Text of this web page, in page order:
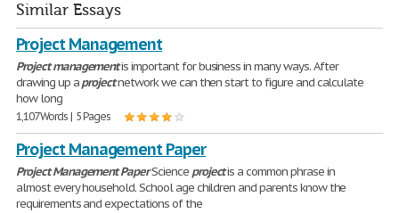
Similar Essays
Project Management
Projectmanagementis important for business in many ways. After
drawing up aprojectnetwork we can then start to figure and calculate
how long
1,107 Words | 5 Pages
Project Management Paper
ProjectManagement PaperScience projectis a common phrase in
almost every household. School age children and parents know the
requirements and expectations of the